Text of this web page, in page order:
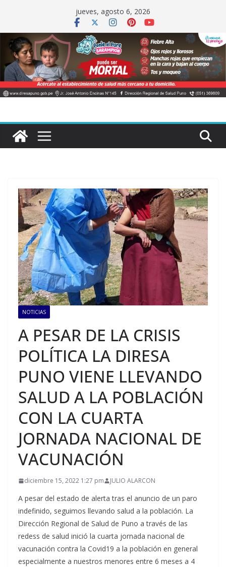
contenido
jueves, agosto 6, 2026
NOTICIAS
A PESAR DE LA CRISIS
POLÍTICA LA DIRESA
PUNO VIENE LLEVANDO
SALUD A LA POBLACIÓN
CON LA CUARTA
JORNADA NACIONAL DE
VACUNACIÓN
diciembre 15, 2022 1:27 pm JULIO ALARCON
A pesar del estado de alerta tras el anuncio de un paro
indefinido, seguimos llevando salud a la población. La
Dirección Regional de Salud de Puno a través de las
redess de salud inició la cuarta jornada nacional de
vacunación contra la Covid19 a la población en general
especialmente a nuestros menores entre 6 meses a 4